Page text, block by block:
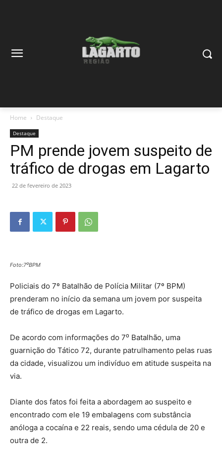
Home Destaque
Destaque
PM prende jovem suspeito de
tráfico de drogas em Lagarto
22 de fevereiro de 2023
Foto:7⁰BPM
Policiais do 7º Batalhão de Polícia Militar (7º BPM)
prenderam no início da semana um jovem por suspeita
de tráfico de drogas em Lagarto.
De acordo com informações do 7⁰ Batalhão, uma
guarnição do Tático 72, durante patrulhamento pelas ruas
da cidade, visualizou um indivíduo em atitude suspeita na
via.
Diante dos fatos foi feita a abordagem ao suspeito e
encontrado com ele 19 embalagens com substância
anóloga a cocaína e 22 reais, sendo uma cédula de 20 e
outra de 2.